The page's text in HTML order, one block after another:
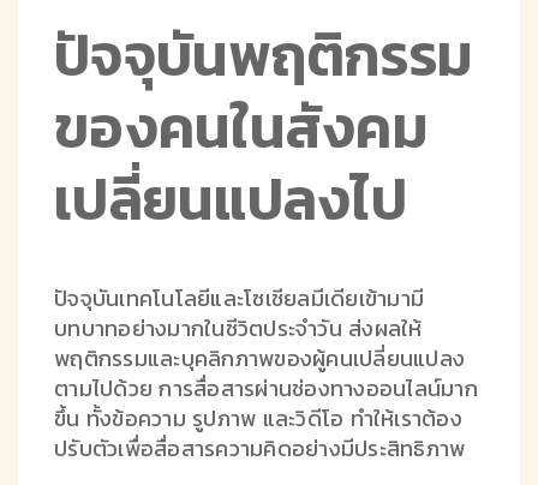
ปัจจุบันพฤติกรรม
ของคนในสังคม
เปลี่ยนแปลงไป
ปัจจุบันเทคโนโลยีและโซเชียลมีเดียเข้ามามี
บทบาทอย่างมากในชีวิตประจำวัน ส่งผลให้
พฤติกรรมและบุคลิกภาพของผู้คนเปลี่ยนแปลง
ตามไปด้วย การสื่อสารผ่านช่องทางออนไลน์มาก
ขึ้น ทั้งข้อความ รูปภาพ และวิดีโอ ทำให้เราต้อง
ปรับตัวเพื่อสื่อสารความคิดอย่างมีประสิทธิภาพ